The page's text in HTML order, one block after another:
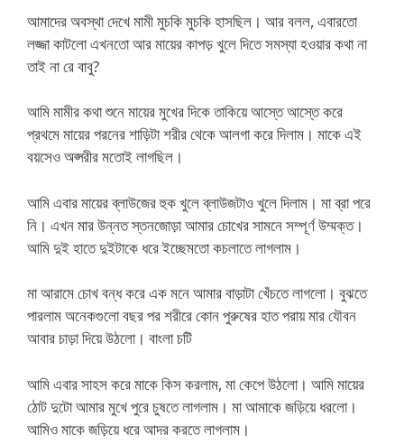
আমাদের অবস্থা দেখে মামী মুচকি মুচকি হাসছিল। আর বলল, এবারতো
লজ্জা কাটলো এখনতো আর মায়ের কাপড় খুলে দিতে সমস্যা হওয়ার কথা না
তাই না রে বাবু?
আমি মামীর কথা শুনে মায়ের মুখের দিকে তাকিয়ে আস্তে আস্তে করে
প্রথমে মায়ের পরনের শাড়িটা শরীর থেকে আলগা করে দিলাম। মাকে এই
বয়সেও অপ্সরীর মতোই লাগছিল।
আমি এবার মায়ের ব্লাউজের হুক খুলে ব্লাউজটাও খুলে দিলাম। মা ব্রা পরে
নি। এখন মার উন্নত স্তনজোড়া আমার চোখের সামনে সম্পূর্ণ উম্মক্ত।
আমি দুই হাতে দুইটাকে ধরে ইচ্ছেমতো কচলাতে লাগলাম।
মা আরামে চোখ বন্ধ করে এক মনে আমার বাড়াটা খেঁচতে লাগলো। বুঝতে
পারলাম অনেকগুলো বছর পর শরীরে কোন পুরুষের হাত পরায় মার যৌবন
আবার চাড়া দিয়ে উঠলো। বাংলা চটি
আমি এবার সাহস করে মাকে কিস করলাম, মা কেপে উঠলো। আমি মায়ের
ঠোট দুটো আমার মুখে পুরে চুষতে লাগলাম। মা আমাকে জড়িয়ে ধরলো।
আমিও মাকে জড়িয়ে ধরে আদর করতে লাগলাম।